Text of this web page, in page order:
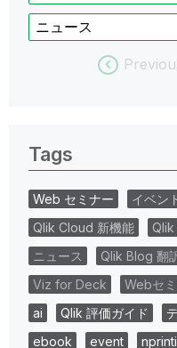
ニュース
Tags
Web セミナー イベン
Qlik Cloud 新機能
ニュース
Qlik Blog 翻
Viz for Deck
Webセ
ai
Qlik 評価ガイド
ebook
event